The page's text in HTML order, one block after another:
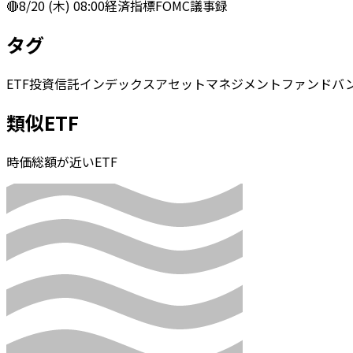
🔴8/20 (木) 08:00経済指標FOMC議事録
タグ
ETF投資信託インデックスアセットマネジメントファンドバ
類似ETF
時価総額が近いETF